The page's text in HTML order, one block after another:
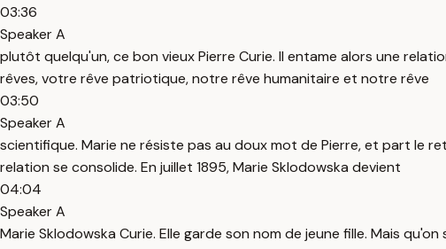
03:36
Speaker A
plutôt quelqu'un, ce bon vieux Pierre Curie. Il entame alors une
rêves, votre rêve patriotique, notre rêve humanitaire et notre rêve
03:50
Speaker A
scientifique. Marie ne résiste pas au doux mot de Pierre, et part le
relation se consolide. En juillet 1895, Marie Sklodowska devient
04:04
Speaker A
Marie Sklodowska Curie. Elle garde son nom de jeune fille. Mais